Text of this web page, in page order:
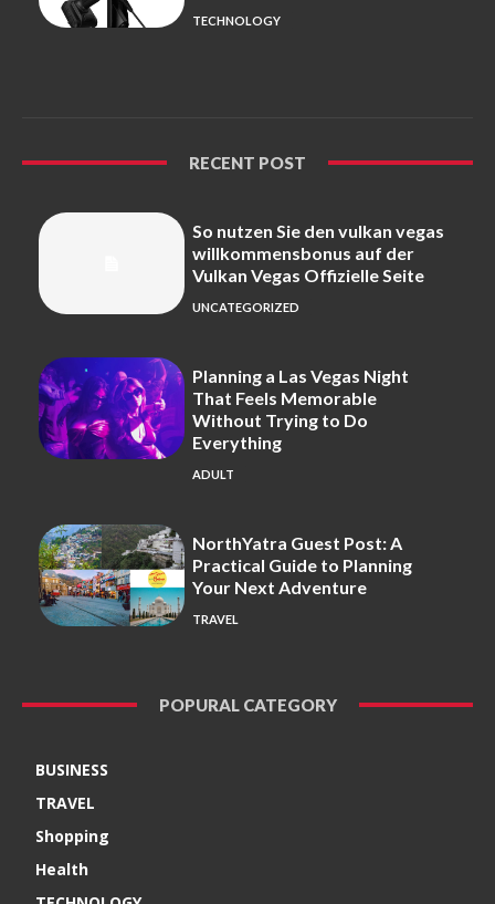
TECHNOLOGY
RECENT POST
So nutzen Sie den vulkan vegas
willkommensbonus auf der
Vulkan Vegas Offizielle Seite
UNCATEGORIZED
Planning a Las Vegas Night
That Feels Memorable
Without Trying to Do
Everything
ADULT
NorthYatra Guest Post: A
Practical Guide to Planning
Your Next Adventure
TRAVEL
POPURAL CATEGORY
BUSINESS
TRAVEL
Shopping
Health